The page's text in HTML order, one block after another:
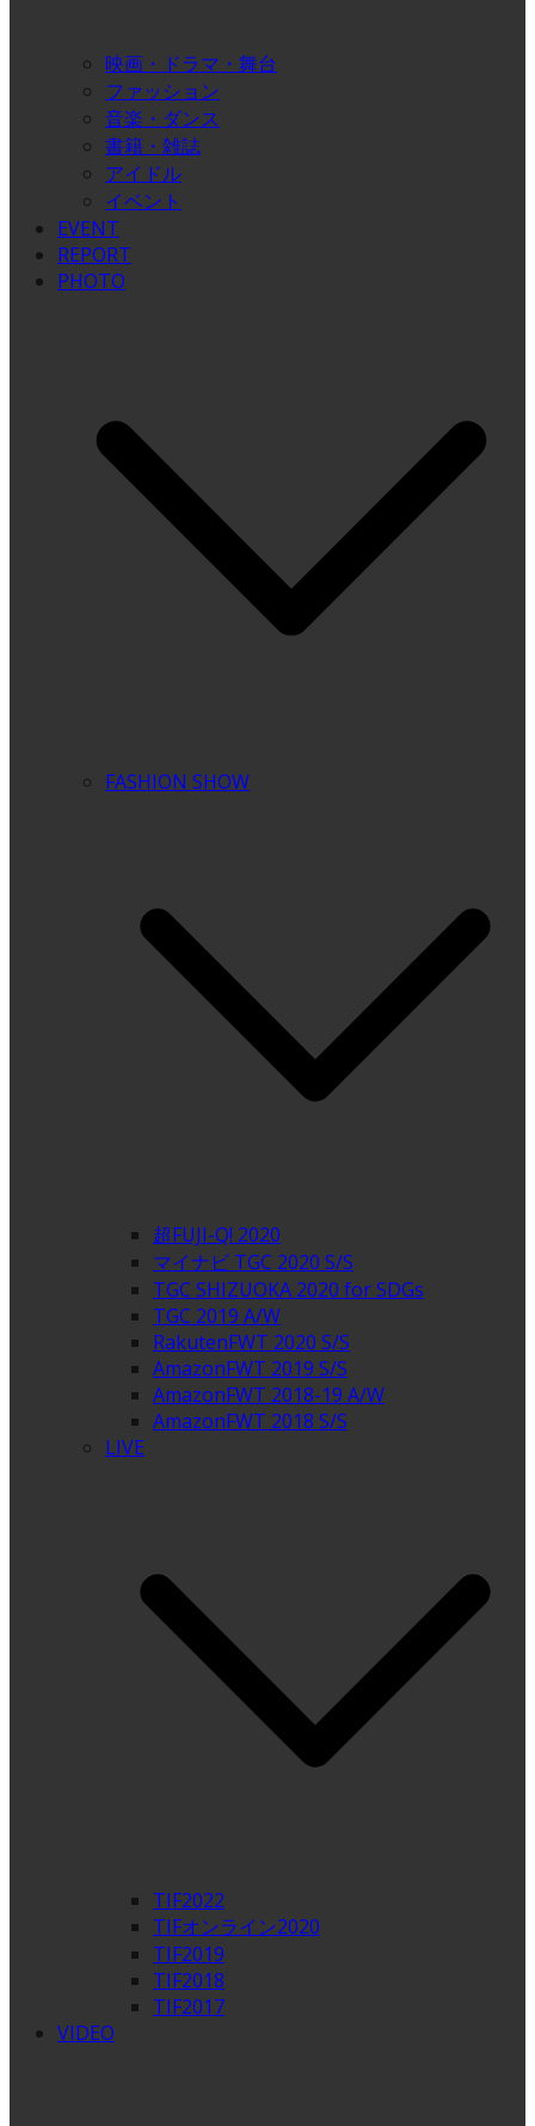
映画・ドラマ・舞台
ファッション
音楽・ダンス
書籍・雑誌
アイドル
イベント
EVENT
REPORT
PHOTO
FASHION SHOW
超FUJI-Q! 2020
マイナビ TGC 2020 S/S
TGC SHIZUOKA 2020 for SDGs
TGC 2019 A/W
RakutenFWT 2020 S/S
AmazonFWT 2019 S/S
AmazonFWT 2018-19 A/W
AmazonFWT 2018 S/S
LIVE
TIF2022
TIFオンライン2020
TIF2019
TIF2018
TIF2017
VIDEO